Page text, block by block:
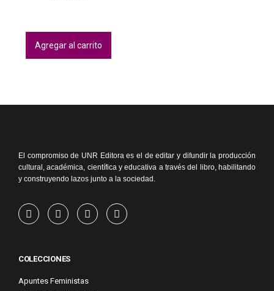
Agregar al carrito
El compromiso de UNR Editora es el de editar y difundir la producción
cultural, académica, científica y educativa a través del libro, habilitando
y construyendo lazos junto a la sociedad.
COLECCIONES
Apuntes Feministas